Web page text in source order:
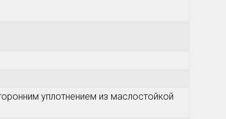
уплотнением из маслостойкой